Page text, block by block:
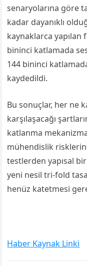
senaryolarına göre
kadar dayanıklı
kaynaklarca yapılan
bininci katlamada
144 bininci
kaydedildi.
Bu sonuçlar, her ne
karşılaşacağı
katlanma
mühendislik risklerini
testlerden yapısal
yeni nesil tri-fold
henüz katetmesi
Haber Kaynak Linki